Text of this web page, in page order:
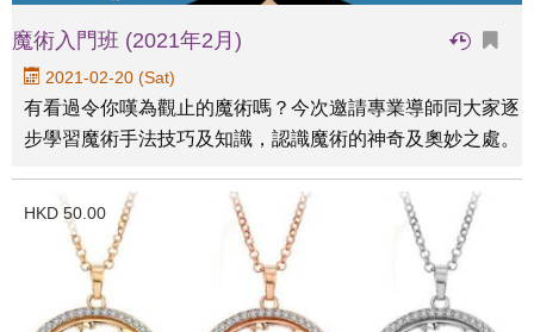
魔術入門班 (2021年2月)
2021-02-20 (Sat)
有看過令你嘆為觀止的魔術嗎？今次邀請專業導師同大家逐
步學習魔術手法技巧及知識，認識魔術的神奇及奧妙之處。
HKD 50.00